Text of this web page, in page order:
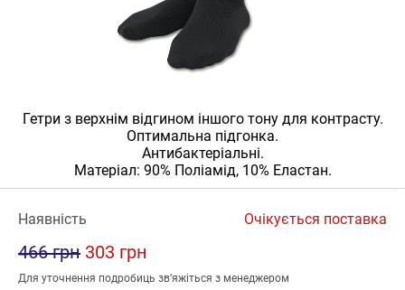
Гетри з верхнім відгином іншого тону для контрасту.
Оптимальна підгонка.
Антибактеріальні.
Матеріал: 90% Поліамід, 10% Еластан.
Наявність Очікується поставка
466 грн 303 грн
Для уточнення подробиць зв’яжіться з менеджером